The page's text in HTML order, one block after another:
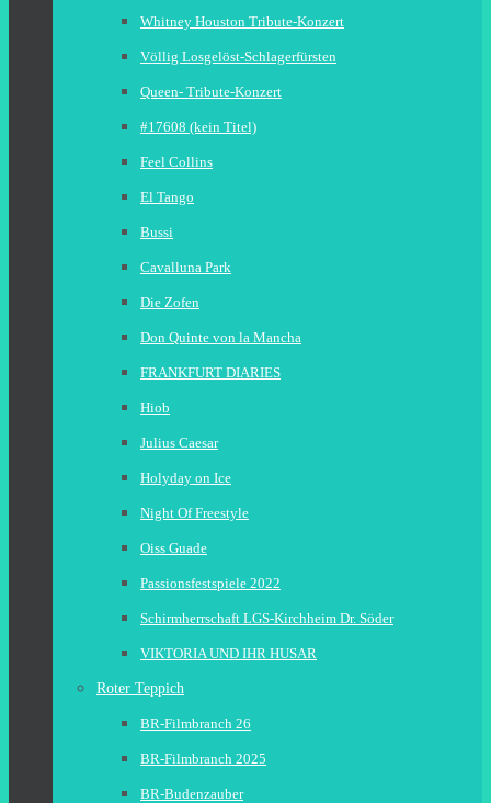
Whitney Houston Tribute-Konzert
Völlig Losgelöst-Schlagerfürsten
Queen- Tribute-Konzert
#17608 (kein Titel)
Feel Collins
El Tango
Bussi
Cavalluna Park
Die Zofen
Don Quinte von la Mancha
FRANKFURT DIARIES
Hiob
Julius Caesar
Holyday on Ice
Night Of Freestyle
Oiss Guade
Passionsfestspiele 2022
Schirmherrschaft LGS-Kirchheim Dr. Söder
VIKTORIA UND IHR HUSAR
Roter Teppich
BR-Filmbranch 26
BR-Filmbranch 2025
BR-Budenzauber